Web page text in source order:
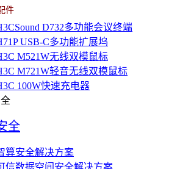
件
D732多功能会议终端
USB-C多功能扩展坞
M521W无线双模鼠标
M721W轻音无线双模鼠标
100W快速充电器
全
算安全解决方案
信数据空间安全解决方案